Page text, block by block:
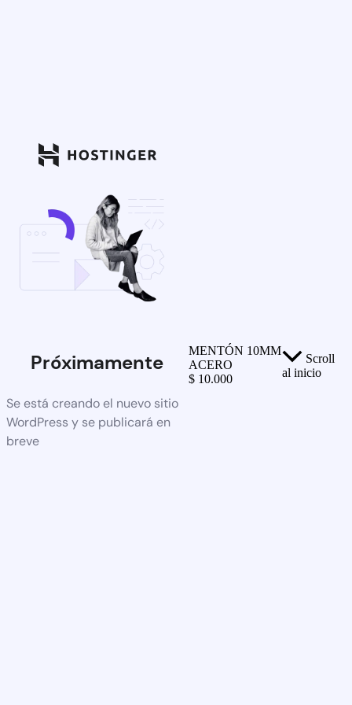
Próximamente
Se está creando el nuevo sitio
WordPress y se publicará en
breve
MENTÓN 10MM
ACERO
$10.000
Scroll
al inicio